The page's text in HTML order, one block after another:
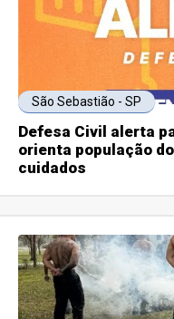
São Sebastião - SP
Defesa Civil alerta
orienta população
cuidados